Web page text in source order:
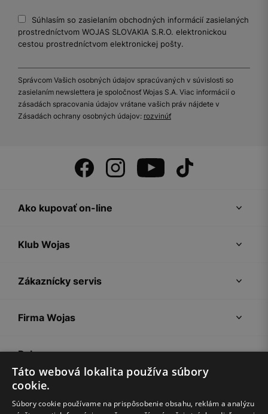
Súhlasím so zasielaním obchodných informácií zasielaných
prostredníctvom WOJAS SLOVAKIA S.R.O. elektronickou
cestou prostredníctvom elektronickej pošty.
Správcom Vašich osobných údajov spracúvaných v súvislosti so
zasielaním newslettera je spoločnosť Wojas S.A. Viac informácií o
zásadách spracovania údajov vrátane vašich práv nájdete v
Zásadách ochrany osobných údajov: rozvinúť
Ako kupovať on-line
Klub Wojas
Zákaznícky servis
Firma Wojas
Pokyny
Táto webová lokalita používa súbory
cookie.
Súbory cookie používame na prispôsobenie obsahu, reklám a analýzu